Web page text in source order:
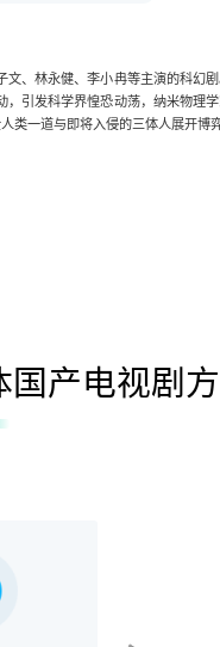
、林永健、李小冉等主演的科幻
引发科学界惶恐动荡，纳米物理
类一道与即将入侵的三体人展开博
国产电视剧